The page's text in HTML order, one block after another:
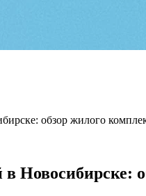
обзор жилого
Новосибирске: